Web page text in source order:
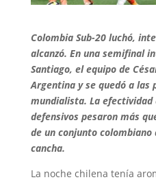
Colombia Sub-20 luchó,
alcanzó. En una semifinal
Santiago, el equipo de
Argentina y se quedó a
mundialista. La
defensivos pesaron más
de un conjunto
cancha.
La noche chilena tenía